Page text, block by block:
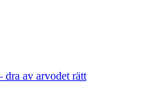
dra av arvodet rätt